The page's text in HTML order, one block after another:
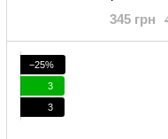
345 грн
−25%
3
3